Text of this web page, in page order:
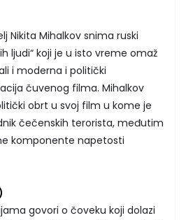
Nikita Mihalkov snima ruski
ljudi“ koji je u isto vreme omaž
i moderna i politički
čuvenog filma. Mihalkov
obrt u svoj film u kome je
čečenskih terorista, međutim
komponente napetosti
govori o čoveku koji dolazi